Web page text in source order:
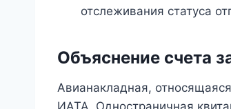
отслеживания статуса
Объяснение счета
Авианакладная,
ИАТА. Одностраничная